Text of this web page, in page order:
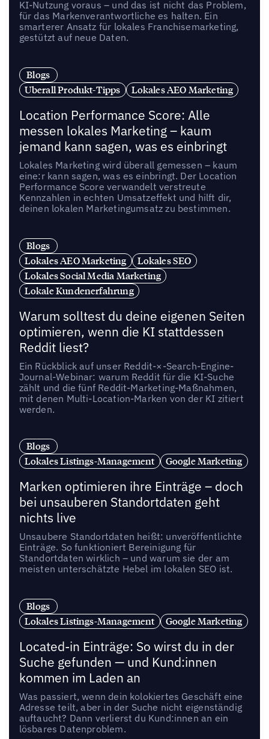
KI-Nutzung voraus – und das ist nicht das Problem,
für das Markenverantwortliche es halten. Ein
smarterer Ansatz für lokales Franchisemarketing,
gestützt auf neue Daten.
Blogs
Uberall Produkt-Tipps
Lokales AEO Marketing
Location Performance Score: Alle
messen lokales Marketing – kaum
jemand kann sagen, was es einbringt
Lokales Marketing wird überall gemessen – kaum
eine:r kann sagen, was es einbringt. Der Location
Performance Score verwandelt verstreute
Kennzahlen in echten Umsatzeffekt und hilft dir,
deinen lokalen Marketingumsatz zu bestimmen.
Blogs
Lokales AEO Marketing
Lokales SEO
Lokales Social Media Marketing
Lokale Kundenerfahrung
Warum solltest du deine eigenen Seiten
optimieren, wenn die KI stattdessen
Reddit liest?
Ein Rückblick auf unser Reddit-×-Search-Engine-
Journal-Webinar: warum Reddit für die KI-Suche
zählt und die fünf Reddit-Marketing-Maßnahmen,
mit denen Multi-Location-Marken von der KI zitiert
werden.
Blogs
Lokales Listings-Management
Google Marketing
Marken optimieren ihre Einträge – doch
bei unsauberen Standortdaten geht
nichts live
Unsaubere Standortdaten heißt: unveröffentlichte
Einträge. So funktioniert Bereinigung für
Standortdaten wirklich – und warum sie der am
meisten unterschätzte Hebel im lokalen SEO ist.
Blogs
Lokales Listings-Management
Google Marketing
Located-in Einträge: So wirst du in der
Suche gefunden — und Kund:innen
kommen im Laden an
Was passiert, wenn dein kolokiertes Geschäft eine
Adresse teilt, aber in der Suche nicht eigenständig
auftaucht? Dann verlierst du Kund:innen an ein
lösbares Datenproblem.